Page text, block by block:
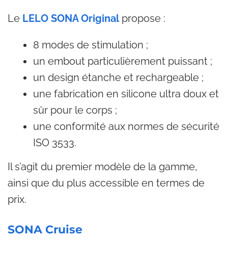
Le LELO SONA Originalpropose :
8 modes de stimulation ;
un embout particulièrement puissant ;
un design étanche et rechargeable ;
une fabrication en silicone ultra doux et
sûr pour le corps ;
une conformité aux normes de sécurité
ISO 3533.
Il s’agit du premier modèle de la gamme,
ainsi que du plus accessible en termes de
prix.
SONA Cruise